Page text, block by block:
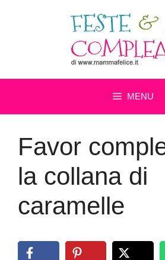
MENU
Favor
la collana di
caramelle